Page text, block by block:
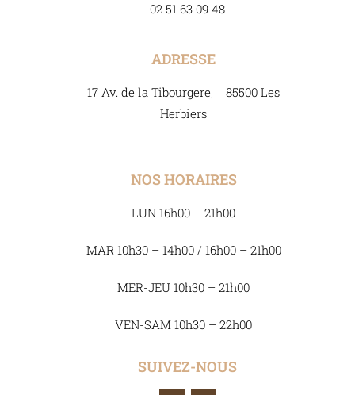
02 51 63 09 48
ADRESSE
17 Av. de la Tibourgere, 85500 Les
Herbiers
NOS HORAIRES
LUN 16h00 – 21h00
MAR 10h30 – 14h00 / 16h00 – 21h00
MER-JEU 10h30 – 21h00
VEN-SAM 10h30 – 22h00
SUIVEZ-NOUS